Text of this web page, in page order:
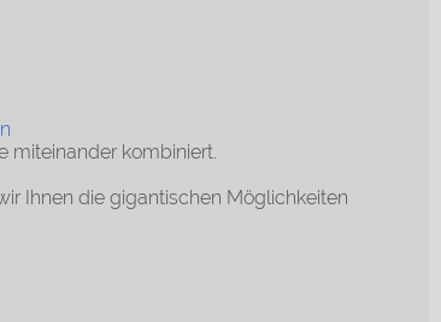
miteinander kombiniert.
Ihnen die gigantischen Möglichkeiten